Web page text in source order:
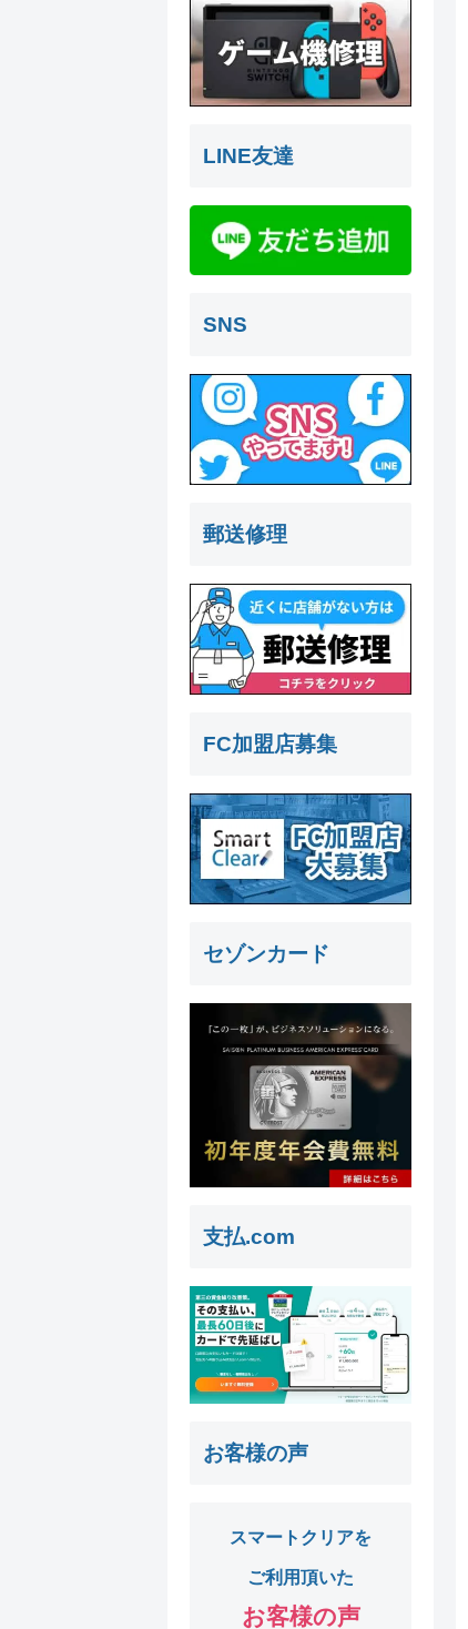
LINE友達
SNS
郵送修理
FC加盟店募集
セゾンカード
支払.com
お客様の声
スマートクリアを
ご利用頂いた
お客様の声